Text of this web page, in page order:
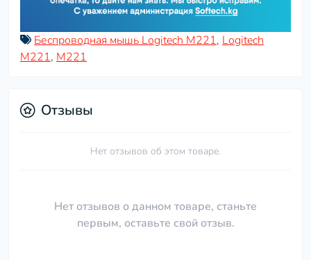
Беспроводная мышь Logitech M221, Logitech
M221, M221
Отзывы
Нет отзывов об этом товаре.
Нет отзывов о данном товаре, станьте
первым, оставьте свой отзыв.